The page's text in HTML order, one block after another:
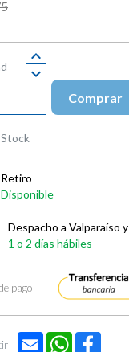
Comprar
Stock
Retiro
Disponible
Despacho a Valparaíso
1 o 2 días hábiles
pago
Email WhatsApp